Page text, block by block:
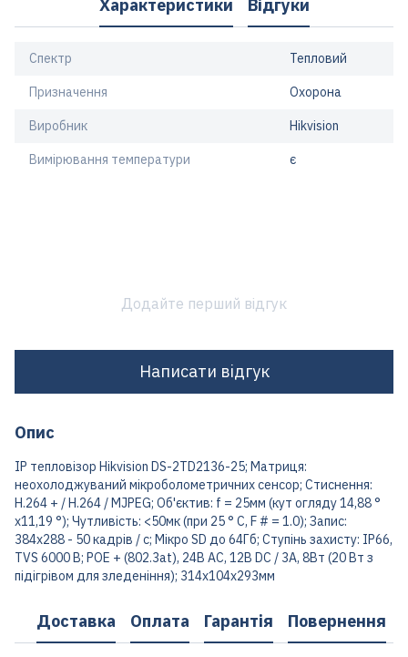
Характеристики Відгуки
Спектр Тепловий
Призначення Охорона
Виробник Hikvision
Вимірювання температури є
Додайте перший відгук
Написати відгук
Опис
IP тепловізор Hikvision DS-2TD2136-25; Матриця:
неохолоджуваний мікроболометричних сенсор; Стиснення:
Н.264 + / H.264 / MJPEG; Об'єктив: f = 25мм (кут огляду 14,88 °
х11,19 °); Чутливість: <50мк (при 25 ° C, F # = 1.0); Запис:
384х288 - 50 кадрів / с; Мікро SD до 64Гб; Ступінь захисту: IP66,
TVS 6000 B; POE + (802.3at), 24В AC, 12В DC / 3A, 8Вт (20 Вт з
підігрівом для зледеніння); 314x104х293мм
Доставка Оплата Гарантія Повернення